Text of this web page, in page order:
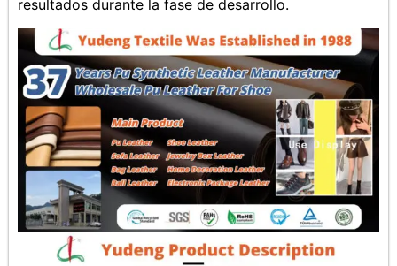
resultados durante la fase de desarrollo.